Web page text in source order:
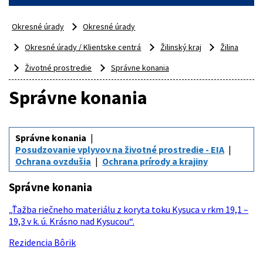
Okresné úrady
Okresné úrady
Okresné úrady / Klientske centrá
Žilinský kraj
Žilina
Životné prostredie
Správne konania
Správne konania
Správne konania
Posudzovanie vplyvov na životné prostredie - EIA
Ochrana ovzdušia
Ochrana prírody a krajiny
Správne konania
„Ťažba riečneho materiálu z koryta toku Kysuca v rkm 19,1 –
19,3 v k. ú. Krásno nad Kysucou“.
Rezidencia Bôrik